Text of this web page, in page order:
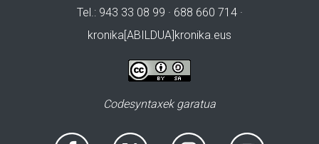
Tel.: 943 33 08 99 · 688 660 714 ·
kronika[ABILDUA]kronika.eus
Codesyntaxek garatua